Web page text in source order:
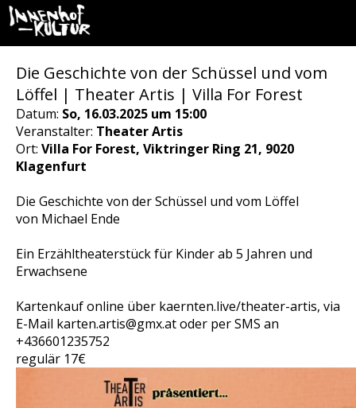
Die Geschichte von der Schüssel und vom
Löffel | Theater Artis | Villa For Forest
Datum: So, 16.03.2025 um 15:00
Veranstalter: Theater Artis
Ort: Villa For Forest, Viktringer Ring 21, 9020
Klagenfurt
Die Geschichte von der Schüssel und vom Löffel
von Michael Ende
Ein Erzähltheaterstück für Kinder ab 5 Jahren und
Erwachsene
Kartenkauf online über kaernten.live/theater-artis, via
E-Mail karten.artis@gmx.at oder per SMS an
+436601235752
regulär 17€